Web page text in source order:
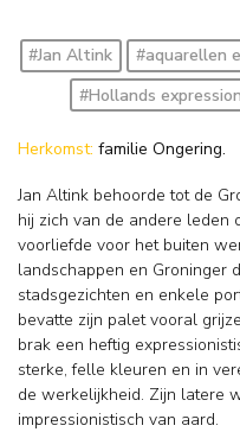
#Jan Altink #aquarellen
#Hollands
Herkomst: familie Ongering.
Jan Altink behoorde tot de
hij zich van de andere leden
voorliefde voor het buiten
landschappen en Groninger
stadsgezichten en enkele
bevatte zijn palet vooral
brak een heftig
sterke, felle kleuren en in
de werkelijkheid. Zijn latere
impressionistisch van aard.